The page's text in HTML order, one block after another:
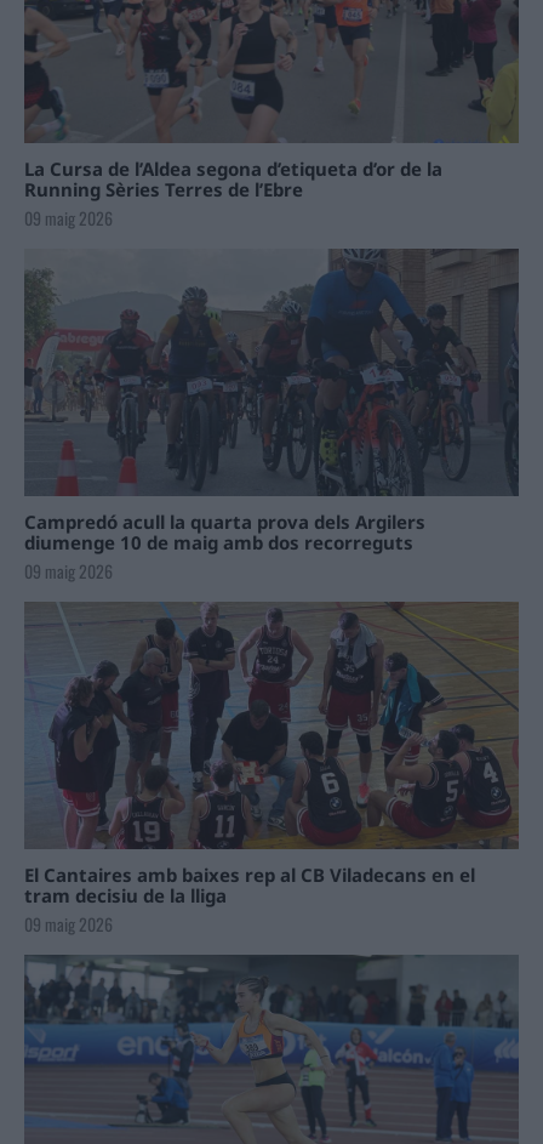
La Cursa de l’Aldea segona d’etiqueta d’or de la
Running Sèries Terres de l’Ebre
09 maig 2026
Campredó acull la quarta prova dels Argilers
diumenge 10 de maig amb dos recorreguts
09 maig 2026
El Cantaires amb baixes rep al CB Viladecans en el
tram decisiu de la lliga
09 maig 2026